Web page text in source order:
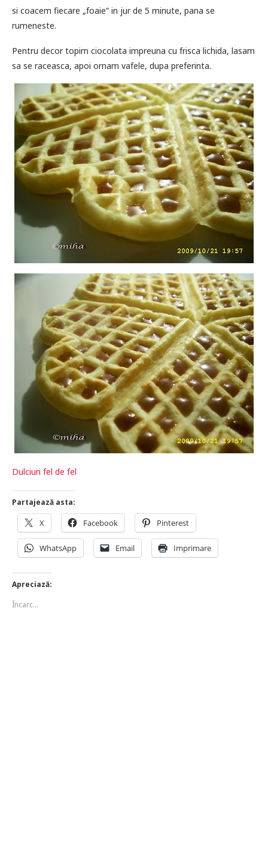
si coacem fiecare „foaie” in jur de 5 minute, pana se
rumeneste.
Pentru decor topim ciocolata impreuna cu frisca lichida, lasam
sa se raceasca, apoi ornam vafele, dupa preferinta.
Dulciuri fel de fel
Partajează asta:
X Facebook Pinterest
WhatsApp Email Imprimare
Apreciază:
Încarc...